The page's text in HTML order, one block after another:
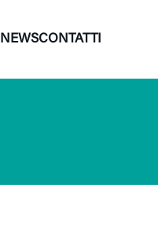
NEWSCONTATTI